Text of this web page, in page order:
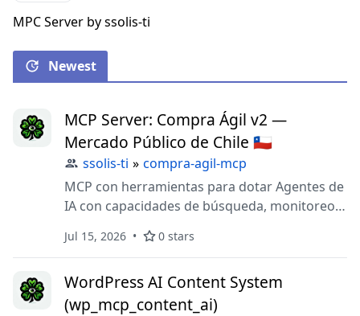
MPC Server by ssolis-ti
Newest
MCP Server: Compra Ágil v2 —
Mercado Público de Chile 🇨🇱
ssolis-ti » compra-agil-mcp
MCP con herramientas para dotar Agentes de
IA con capacidades de búsqueda, monitoreo y
Publico Chile.
Jul 15, 2026 0 stars
WordPress AI Content System
(wp_mcp_content_ai)